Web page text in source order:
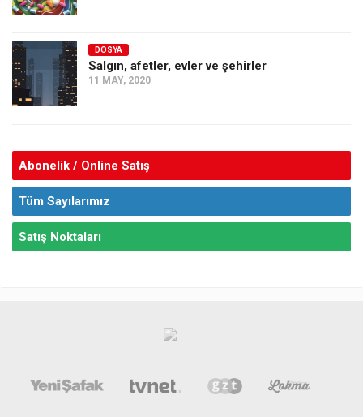
DOSYA
Salgın, afetler, evler ve şehirler
11 MAY, 2020
Abonelik / Online Satış
Tüm Sayılarımız
Satış Noktaları